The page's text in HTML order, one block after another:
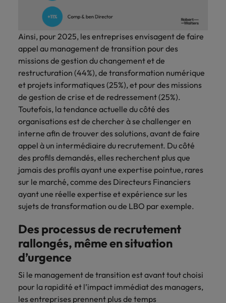
Ainsi, pour 2025, les entreprises envisagent de faire
appel au management de transition pour des
missions de gestion du changement et de
restructuration (44%), de transformation numérique
et projets informatiques (25%), et pour des missions
de gestion de crise et de redressement (25%).
Toutefois, la tendance actuelle du côté des
organisations est de chercher à se challenger en
interne afin de trouver des solutions, avant de faire
appel à un intermédiaire du recrutement. Du côté
des profils demandés, elles recherchent plus que
jamais des profils ayant une expertise pointue, rares
sur le marché, comme des Directeurs Financiers
ayant une réelle expertise et expérience sur les
sujets de transformation ou de LBO par exemple.
Des processus de recrutement
rallongés, même en situation
d’urgence
Si le management de transition est avant tout choisi
pour la rapidité et l’impact immédiat des managers,
les entreprises prennent plus de temps